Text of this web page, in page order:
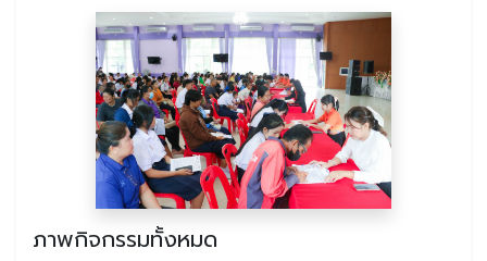
ภาพกิจกรรมทั้งหมด